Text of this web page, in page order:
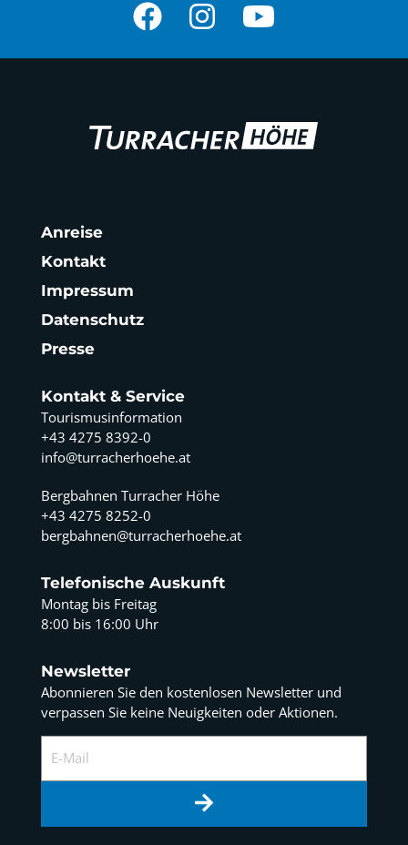
Anreise
Kontakt
Impressum
Datenschutz
Presse
Kontakt & Service
Tourismusinformation
+43 4275 8392-0
info@turracherhoehe.at
Bergbahnen Turracher Höhe
+43 4275 8252-0
bergbahnen@turracherhoehe.at
Telefonische Auskunft
Montag bis Freitag
8:00 bis 16:00 Uhr
Newsletter
Abonnieren Sie den kostenlosen Newsletter und
verpassen Sie keine Neuigkeiten oder Aktionen.
E-Mail